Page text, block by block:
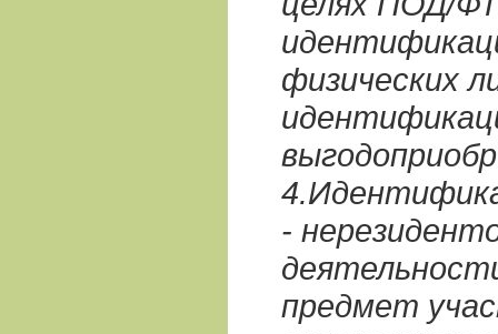
физических
-
предмет